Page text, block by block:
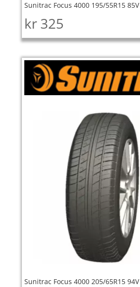
Sunitrac Focus 4000 195/55R15 85V
kr 325
Sunitrac Focus 4000 205/65R15 94V